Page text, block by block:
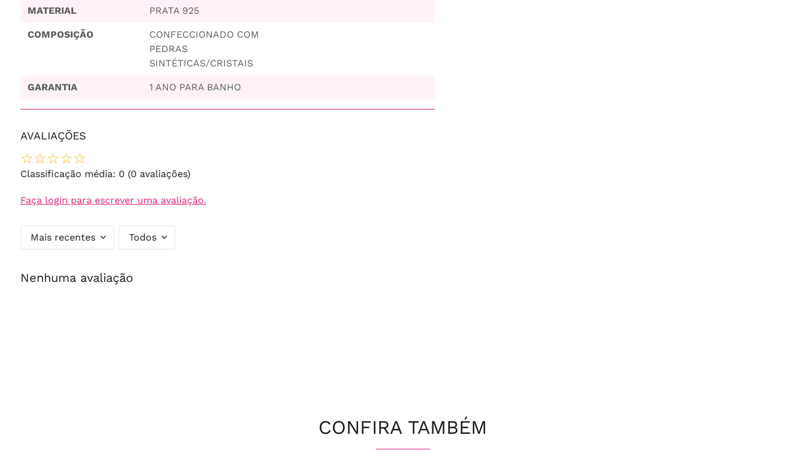
MATERIAL PRATA 925
COMPOSIÇÃO
CONFECCIONADO COM
PEDRAS
SINTÉTICAS/CRISTAIS
GARANTIA 1 ANO PARA BANHO
AVALIAÇÕES
☆☆☆☆☆
Classificação média: 0 (0 avaliações)
Faça login para escrever uma avaliação.
Mais recentes Todos
Nenhuma avaliação
CONFIRA TAMBÉM